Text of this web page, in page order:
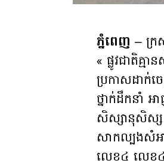
ភ្នំពេញ – ក្រ
« ផ្លូវជាតិគ្ម
ប្រកាសដាក់ច
ថ្នាក់ដឹកនាំ អ
សិស្សានុសិស្ស
សាកល្បងសំអ
លេខ៤ លេខ៤